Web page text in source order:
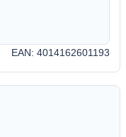
EAN: 4014162601193